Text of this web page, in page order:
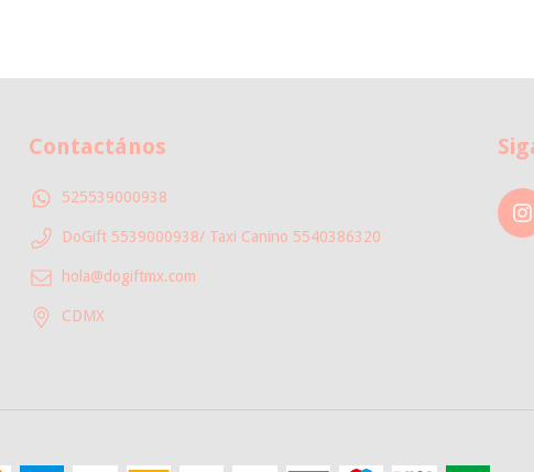
Contactános
525539000938
DoGift 5539000938/ Taxi Canino 5540386320
hola@dogiftmx.com
CDMX